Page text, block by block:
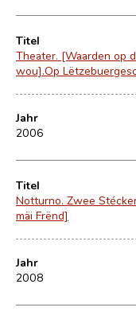
Titel
Theater. [Waarden op
wou].Op
Jahr
2006
Titel
Notturno. Zwee
mäi Frënd]
Jahr
2008